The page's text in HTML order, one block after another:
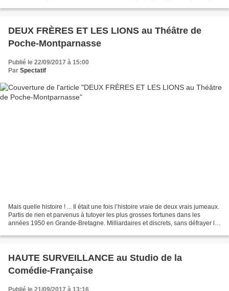
DEUX FRÈRES ET LES LIONS au Théâtre de
Poche-Montparnasse
Publié le 22/09/2017 à 15:00
Par Spectatif
Mais quelle histoire ! ... Il était une fois l’histoire vraie de deux vrais jumeaux.
Partis de rien et parvenus à tutoyer les plus grosses fortunes dans les
années 1950 en Grande-Bretagne. Milliardaires et discrets, sans défrayer la
HAUTE SURVEILLANCE au Studio de la
Comédie-Française
Publié le 21/09/2017 à 13:16